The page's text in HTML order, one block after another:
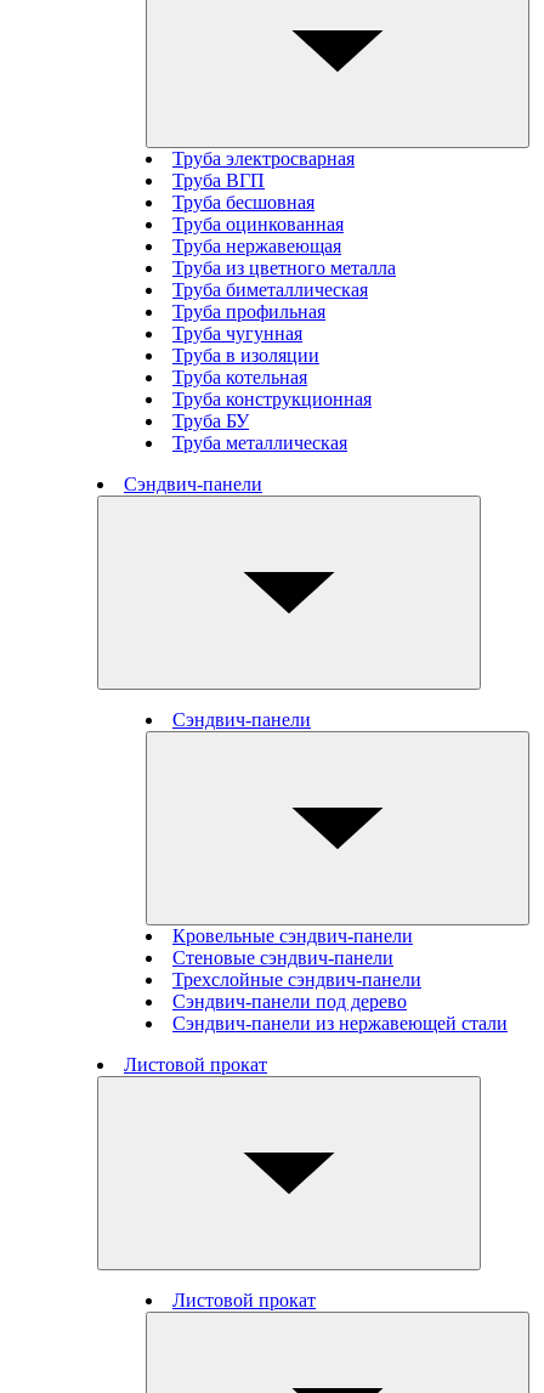
Труба электросварная
Труба ВГП
Труба бесшовная
Труба оцинкованная
Труба нержавеющая
Труба из цветного металла
Труба биметаллическая
Труба профильная
Труба чугунная
Труба в изоляции
Труба котельная
Труба конструкционная
Труба БУ
Труба металлическая
Сэндвич-панели
Сэндвич-панели
Кровельные сэндвич-панели
Стеновые cэндвич-панели
Трехслойные сэндвич-панели
Сэндвич-панели под дерево
Сэндвич-панели из нержавеющей стали
Листовой прокат
Листовой прокат